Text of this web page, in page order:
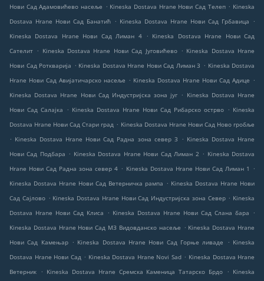
Нови Сад Адамовићево насеље . Kineska Dostava Hrane Нови Сад Телеп . Kineska
Dostava Hrane Нови Сад Банатић . Kineska Dostava Hrane Нови Сад Грбавица
.
Kineska Dostava Hrane Нови Сад Лиман 4
. Kineska Dostava Hrane Нови Сад
Сателит . Kineska Dostava Hrane Нови Сад Југовићево . Kineska Dostava Hrane
Нови Сад Роткварија . Kineska Dostava Hrane Нови Сад Лиман 3 . Kineska Dostava
Hrane Нови Сад Авијатичарско насеље . Kineska Dostava Hrane Нови Сад Адице .
Kineska Dostava Hrane Нови Сад Индустријска зона југ . Kineska Dostava Hrane
Нови Сад Салајка
. Kineska Dostava Hrane Нови Сад Рибарско острво . Kineska
Dostava Hrane Нови Сад Стари град . Kineska Dostava Hrane Нови Сад Ново гробље
. Kineska Dostava Hrane Нови Сад Радна зона север 3 . Kineska Dostava Hrane
Нови Сад Подбара . Kineska Dostava Hrane Нови Сад Лиман 2 . Kineska Dostava
Hrane Нови Сад Радна зона север 4 . Kineska Dostava Hrane Нови Сад Лиман 1
.
Kineska Dostava Hrane Нови Сад Ветерничка рампа . Kineska Dostava Hrane Нови
Сад Сајлово . Kineska Dostava Hrane Нови Сад Индустријска зона Север . Kineska
Dostava Hrane Нови Сад Клиса
. Kineska Dostava Hrane Нови Сад Слана бара
.
Kineska Dostava Hrane Нови Сад МЗ Видовданско насеље . Kineska Dostava Hrane
Нови Сад Камењар . Kineska Dostava Hrane Нови Сад Горње ливаде . Kineska
Dostava Hrane Нови Сад . Kineska Dostava Hrane Novi Sad . Kineska Dostava Hrane
Ветерник
. Kineska Dostava Hrane Сремска Каменица Татарско Брдо . Kineska